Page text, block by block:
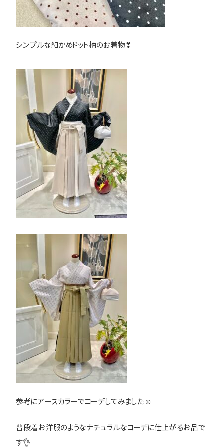
シンプルな細かめドット柄のお着物❣
参考にアースカラーでコーデしてみました☺
普段着お洋服のようなナチュラルなコーデに仕上がるお品で
す👌